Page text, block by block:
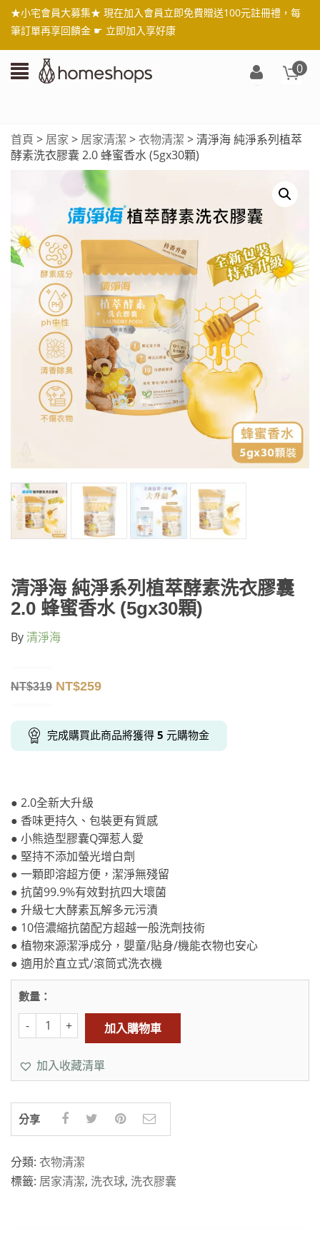
★小宅會員大募集★ 現在加入會員立即免費贈送100元註冊禮，每
筆訂單再享回饋金 ☛ 立即加入享好康
0
冊
首頁 > 居家 > 居家清潔 >衣物清潔 > 清淨海 純淨系列植萃
酵素洗衣膠囊 2.0 蜂蜜香水 (5gx30顆)
清淨海 純淨系列植萃酵素洗衣膠囊
2.0 蜂蜜香水 (5gx30顆)
By清淨海
NT$319 NT$259
完成購買此商品將獲得 5 元購物金
● 2.0全新大升級
● 香味更持久、包裝更有質感
● 小熊造型膠囊Q彈惹人愛
● 堅持不添加螢光增白劑
● 一顆即溶超方便，潔淨無殘留
● 抗菌99.9%有效對抗四大壞菌
● 升級七大酵素瓦解多元污漬
● 10倍濃縮抗菌配方超越一般洗劑技術
● 植物來源潔淨成分，嬰童/貼身/機能衣物也安心
● 適用於直立式/滾筒式洗衣機
數量：
加入購物車
加入收藏清單
分享
分類: 衣物清潔
標籤: 居家清潔, 洗衣球, 洗衣膠囊